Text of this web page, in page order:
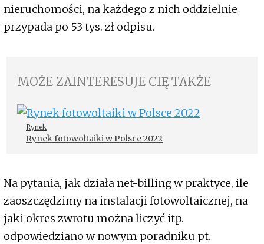
nieruchomości, na każdego z nich oddzielnie
przypada po 53 tys. zł odpisu.
MOŻE ZAINTERESUJE CIĘ TAKŻE
Rynek
Rynek fotowoltaiki w Polsce 2022
Na pytania, jak działa net-billing w praktyce, ile
zaoszczędzimy na instalacji fotowoltaicznej, na
jaki okres zwrotu można liczyć itp.
odpowiedziano w nowym poradniku pt.